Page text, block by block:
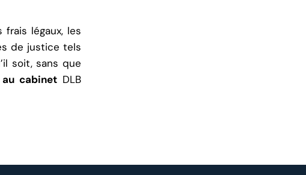
légaux, les
de justice tels
soit, sans que
cabinet DLB